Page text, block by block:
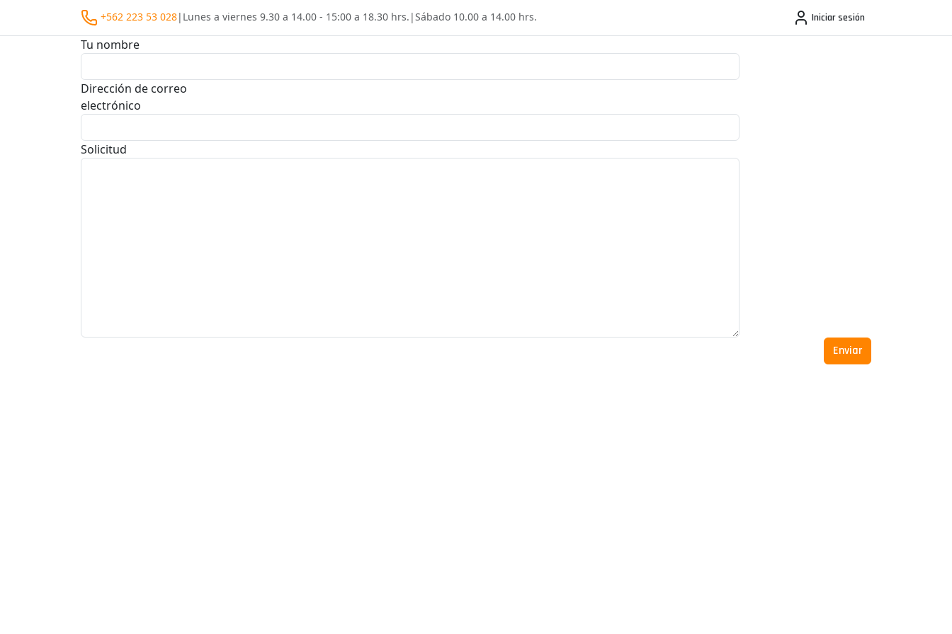
+562 223 53 028| Lunes a viernes 9.30 a 14.00 - 15:00 a 18.30 hrs. |Sábado 10.00 a 14.00 hrs. Iniciar sesión
Tu nombre
Dirección de correo
electrónico
Solicitud